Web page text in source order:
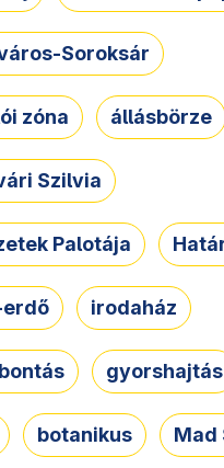
Soroksár
zóna állásbörze
Szilvia
Palotája
erdő irodaház
gyorshajtás
botanikus Mad